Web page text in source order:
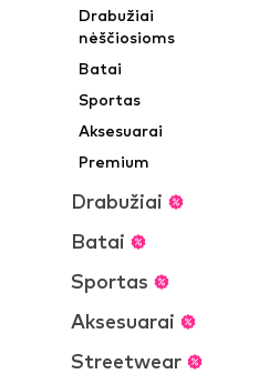
Drabužiai
nėščiosioms
Batai
Sportas
Aksesuarai
Premium
Drabužiai
Batai
Sportas
Aksesuarai
Streetwear